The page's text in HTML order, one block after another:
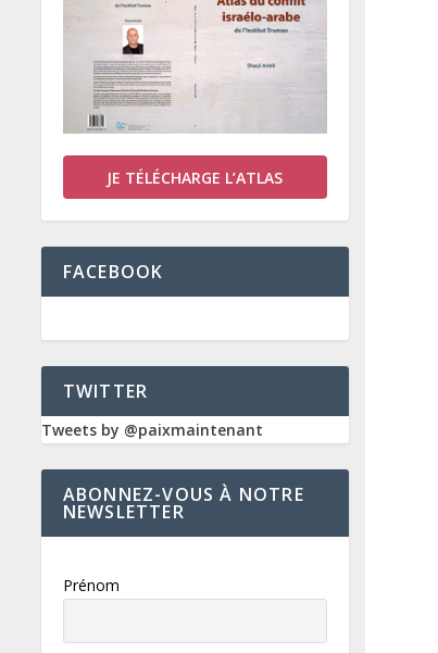
JE TÉLÉCHARGE L’ATLAS
FACEBOOK
TWITTER
Tweets by @paixmaintenant
ABONNEZ-VOUS À NOTRE
NEWSLETTER
Prénom